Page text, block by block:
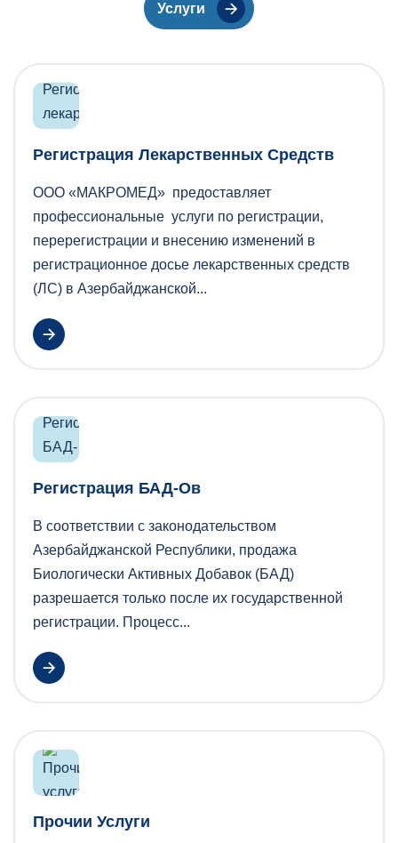
Услуги
Регистрация Лекарственных Средств
ООО «МАКРОМЕД» предоставляет
профессиональные услуги по регистрации,
перерегистрации и внесению изменений в
регистрационное досье лекарственных средств
(ЛС) в Азербайджанской...
Регистрация БАД-Ов
В соответствии с законодательством
Азербайджанской Республики, продажа
Биологически Активных Добавок (БАД)
разрешается только после их государственной
регистрации. Процесс...
Прочии Услуги